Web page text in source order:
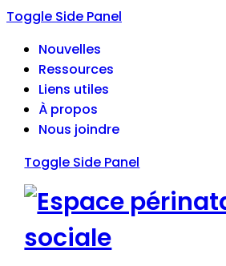
Toggle Side Panel
Nouvelles
Ressources
Liens utiles
À propos
Nous joindre
Toggle Side Panel